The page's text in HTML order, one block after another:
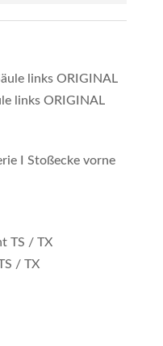
links ORIGINAL
Stoßecke vorne
/ TX